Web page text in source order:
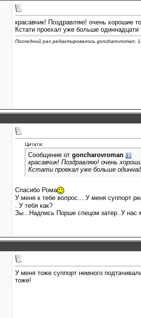
красавчик! Поздравляю! очень хорошие
Кстати проехал уже больше
Последний раз редактировалось goncharovroman;
Цитата:
Сообщение от goncharovroman
красавчик! Поздравляю! очень
Кстати проехал уже больше
Спасибо Рома
У меня к тебе вопрос... У меня суппорт
. У тебя как?
Зы...Надпись Порше спецом затер..У нас
У меня тоже суппорт немного
тоже!